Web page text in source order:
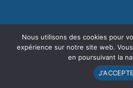
Nous utilisons des cookies pour
expérience sur notre site web.
en poursuivant la
J'ACCEPTE